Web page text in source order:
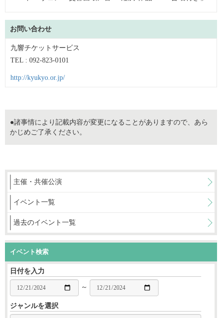
お問い合わせ
九響チケットサービス
TEL : 092-823-0101
http://kyukyo.or.jp/
●諸事情により記載内容が変更になることがありますので、あら
かじめご了承ください。
主催・共催公演
イベント一覧
過去のイベント一覧
イベント検索
日付を入力
～
ジャンルを選択